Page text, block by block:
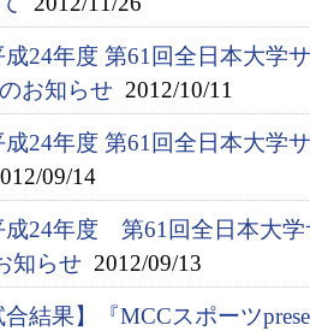
成24年度 第61回全日本大学
お知らせ 2012/10/11
成24年度 第61回全日本大学
09/14
成24年度 第61回全日本大
知らせ 2012/09/13
合結果】『MCCスポーツ